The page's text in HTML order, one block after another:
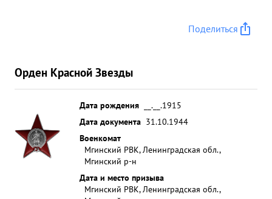
Поделиться
Орден Красной Звезды
Дата рождения
__.__.1915
Дата документа 31.10.1944
Военкомат
Мгинский РВК, Ленинградская обл.,
Мгинский р-н
Дата и место призыва
Мгинский РВК, Ленинградская обл.,